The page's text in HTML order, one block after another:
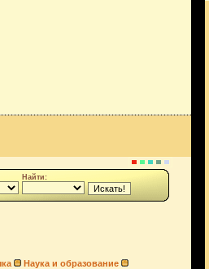
Найти:
Наука и образование